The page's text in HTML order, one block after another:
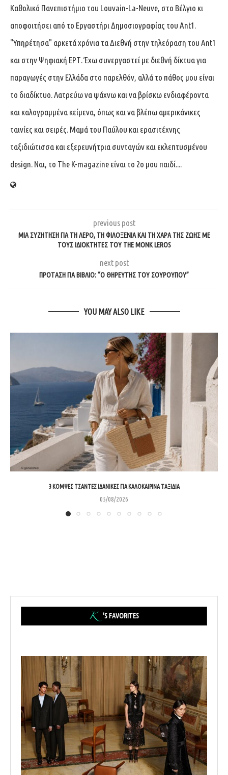
Καθολικό Πανεπιστήμιο του Louvain-La-Neuve, στο Βέλγιο κι
αποφοιτήσει από το Εργαστήρι Δημοσιογραφίας του Ant1.
"Υπηρέτησα" αρκετά χρόνια τα Διεθνή στην τηλεόραση του Ant1
και στην Ψηφιακή ΕΡΤ. Έχω συνεργαστεί με διεθνή δίκτυα για
παραγωγές στην Ελλάδα στο παρελθόν, αλλά το πάθος μου είναι
το διαδίκτυο. Λατρεύω να ψάχνω και να βρίσκω ενδιαφέροντα
και καλογραμμένα κείμενα, όπως και να βλέπω αμερικάνικες
ταινίες και σειρές. Μαμά του Παύλου και ερασιτέχνης
ταξιδιώτισσα και εξερευνήτρια συνταγών και εκλεπτυσμένου
design. Ναι, το The K-magazine είναι το 2ο μου παιδί....
previous post
ΜΊΑ ΣΥΖΉΤΗΣΗ ΓΙΑ ΤΗ ΛΈΡΟ, ΤΗ ΦΙΛΟΞΕΝΊΑ ΚΑΙ ΤΗ ΧΑΡΆ ΤΗΣ ΖΩΉΣ ΜΕ
ΤΟΥΣ ΙΔΙΟΚΤΉΤΕΣ ΤΟΥ THE MONK LEROS
next post
ΠΡΌΤΑΣΗ ΓΙΑ ΒΙΒΛΊΟ: “Ο ΘΗΡΕΥΤΉΣ ΤΟΥ ΣΟΎΡΟΥΠΟΥ”
YOU MAY ALSO LIKE
3 ΚΟΜΨΈΣ ΤΣΆΝΤΕΣ ΙΔΑΝΙΚΈΣ ΓΙΑ ΚΑΛΟΚΑΙΡΙΝΆ ΤΑΞΊΔΙΑ
05/08/2026
'S FAVORITES